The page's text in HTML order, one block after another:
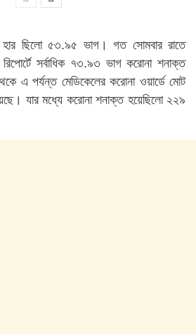
ছিলো ৫৩.৯৫ ভাগ। গত সোমবার রাতে
সর্বাধিক ৭৩.৯৩ ভাগ করোনা শনাক্ত
এ পর্যন্ত মেডিকেলের করোনা ওয়ার্ডে মোট
যার মধ্যে করোনা শনাক্ত হয়েছিলো ২২৯